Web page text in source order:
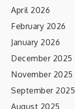
April 2026
February 2026
January 2026
December 2025
November 2025
September 2025
August 2025